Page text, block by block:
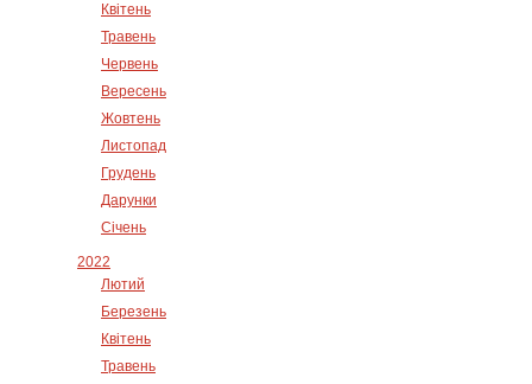
Квітень
Травень
Червень
Вересень
Жовтень
Листопад
Грудень
Дарунки
Січень
2022
Лютий
Березень
Квітень
Травень